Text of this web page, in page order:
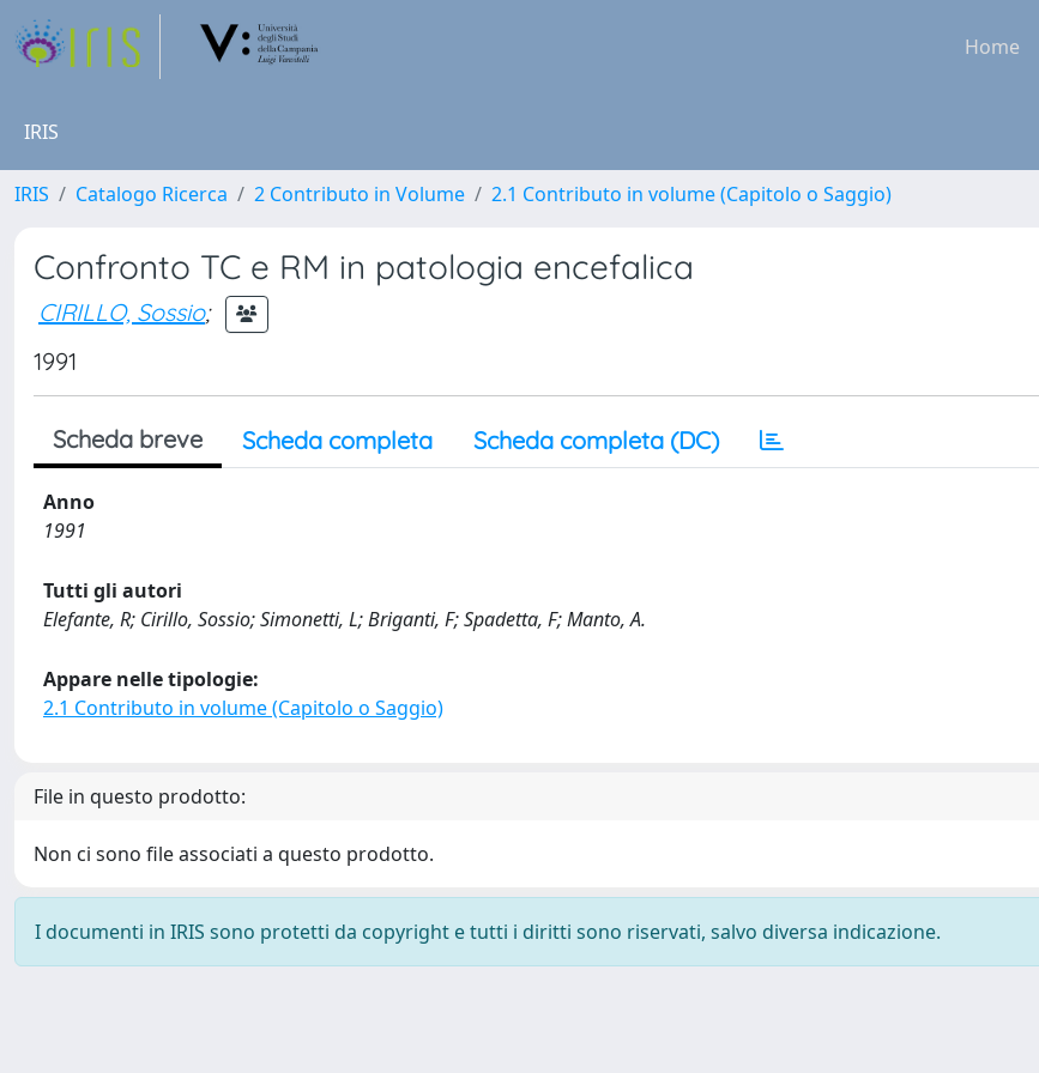
Home
IRIS
IRIS Catalogo Ricerca 2 Contributo in Volume 2.1 Contributo in volume (Capitolo o Saggio)
Confronto TC e RM in patologia encefalica
CIRILLO, Sossio;
1991
Scheda breve Scheda completa Scheda completa (DC)
Anno
1991
Tutti gli autori
Elefante, R; Cirillo, Sossio; Simonetti, L; Briganti, F; Spadetta, F; Manto, A.
Appare nelle tipologie:
2.1 Contributo in volume (Capitolo o Saggio)
File in questo prodotto:
Non ci sono file associati a questo prodotto.
I documenti in IRIS sono protetti da copyright e tutti i diritti sono riservati, salvo diversa indicazione.